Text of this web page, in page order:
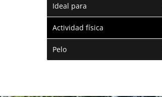
Ideal para
Actividad física
Pelo